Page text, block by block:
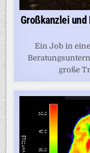
Großkanzlei und
Ein Job in
große